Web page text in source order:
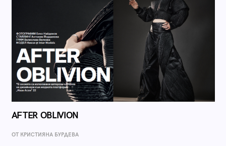
AFTER OBLIVION
ОТ КРИСТИЯНА БУРДЕВА